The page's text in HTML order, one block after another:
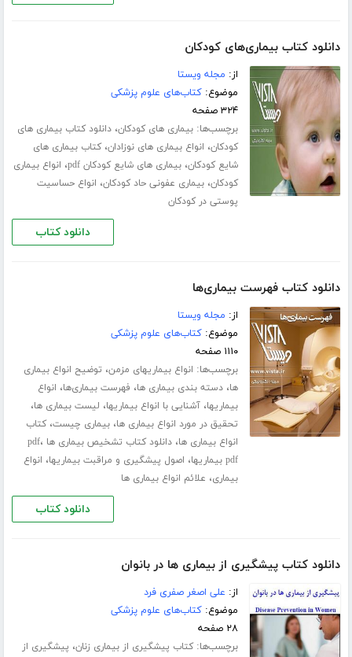
دانلود کتاب بیماری‌های کودکان
از: مجله ویستا
موضوع:کتاب‌های علوم پزشکی
۳۲۴ صفحه
برچسب‌ها:بیماری های کودکان،دانلود کتاب بیماری های
کودکان، انواع بیماری های نوزادان،کتاب بیماری های
شایع کودکان،بیماری های شایع کودکان pdf ، انواع بیماری
کودکان،بیماری عفونی حاد کودکان، انواع حساسیت
پوستی در کودکان
دانلود کتاب
دانلود کتاب فهرست بیماری‌ها
از: مجله ویستا
موضوع:کتاب‌های علوم پزشکی
۱۱۱۰ صفحه
برچسب‌ها: انواع بیماریهای مزمن، توضیح انواع بیماری
ها،دسته بندی بیماری ها، فهرست بیماری‌ها، انواع
بیماریها،آشنایی با انواع بیماریها، لیست بیماری ها،
تحقیق در مورد انواع بیماری ها،بیماری چیست،کتاب
انواع بیماری ها،دانلود کتاب تشخیص بیماری ها pdf ،
pdf بیماریها ، اصول پیشگیری و مراقبت بیماریها، انواع
بیماری، علائم انواع بیماری ها
دانلود کتاب
دانلود کتاب پیشگیری از بیماری ها در بانوان
از: علی اصغر صفری فرد
موضوع:کتاب‌های علوم پزشکی
۲۸ صفحه
برچسب‌ها:کتاب پیشگیری از بیماری زنان، پیشگیری از